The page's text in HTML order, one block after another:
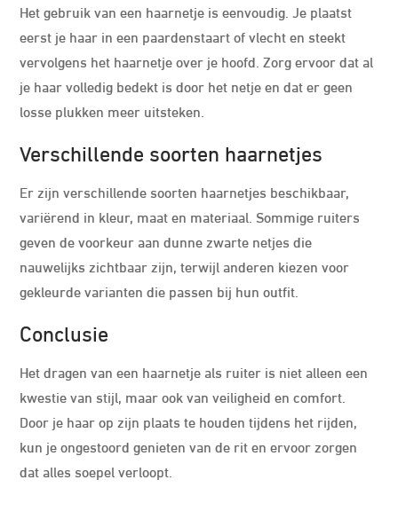
Het gebruik van een haarnetje is eenvoudig. Je plaatst
eerst je haar in een paardenstaart of vlecht en steekt
vervolgens het haarnetje over je hoofd. Zorg ervoor dat al
je haar volledig bedekt is door het netje en dat er geen
losse plukken meer uitsteken.
Verschillende soorten haarnetjes
Er zijn verschillende soorten haarnetjes beschikbaar,
variërend in kleur, maat en materiaal. Sommige ruiters
geven de voorkeur aan dunne zwarte netjes die
nauwelijks zichtbaar zijn, terwijl anderen kiezen voor
gekleurde varianten die passen bij hun outfit.
Conclusie
Het dragen van een haarnetje als ruiter is niet alleen een
kwestie van stijl, maar ook van veiligheid en comfort.
Door je haar op zijn plaats te houden tijdens het rijden,
kun je ongestoord genieten van de rit en ervoor zorgen
dat alles soepel verloopt.